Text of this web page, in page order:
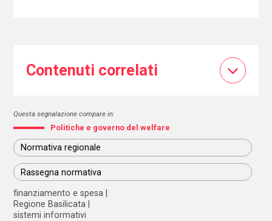
Contenuti correlati
Questa segnalazione compare in:
Politiche e governo del welfare
Normativa regionale
Rassegna normativa
finanziamento e spesa
Regione Basilicata
sistemi informativi